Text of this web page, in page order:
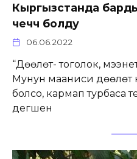
Кыргызстанда
чеччү болду
06.06.2022
“Дөөлөт- тоголок,
Мунун мааниси дөөлөт
болсоң, кармап турбасаң
дегшен